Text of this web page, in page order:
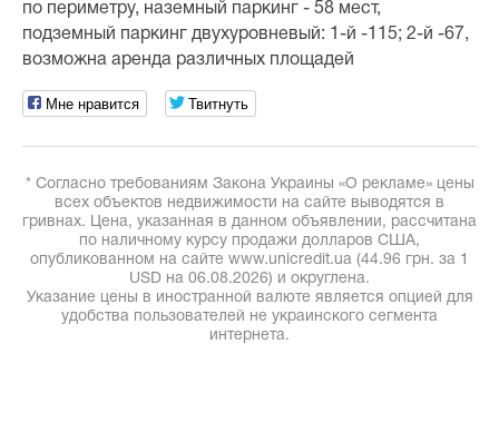
по периметру, наземный паркинг - 58 мест,
подземный паркинг двухуровневый: 1-й -115; 2-й -67,
возможна аренда различных площадей
Мне нравится Твитнуть
* Согласно требованиям Закона Украины «О рекламе» цены
всех объектов недвижимости на сайте выводятся в
гривнах. Цена, указанная в данном объявлении, рассчитана
по наличному курсу продажи долларов США,
опубликованном на сайте www.unicredit.ua (44.96 грн. за 1
USD на 06.08.2026) и округлена.
Указание цены в иностранной валюте является опцией для
удобства пользователей не украинского сегмента
интернета.